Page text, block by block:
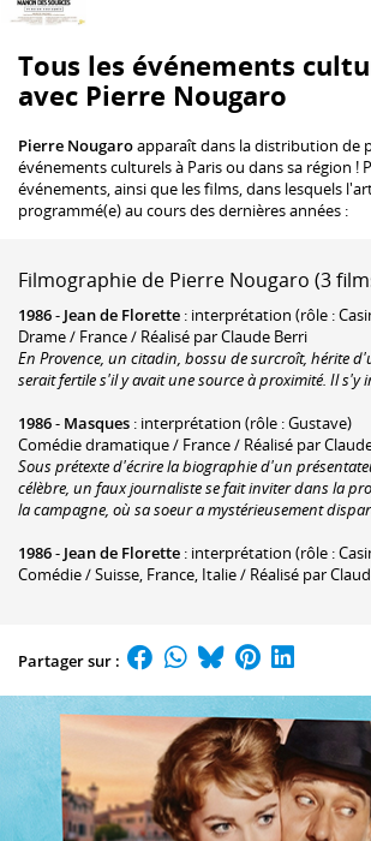
Tous les événements
avec Pierre Nougaro
Pierre Nougaroapparaît dans la distribution de
événements culturels à Paris ou dans sa région !
événements, ainsi que les films, dans lesquels
programmé(e) au cours des dernières années :
Filmographie de Pierre Nougaro (3
1986- Jean de Florette : interprétation (rôle :
Drame / France / Réalisé par Claude Berri
En Provence, un citadin, bossu de surcroît, hérite
serait fertile s'il y avait une source à proximité. Il s'y
1986- Masques : interprétation (rôle : Gustave)
Comédie dramatique / France / Réalisé par
Sous prétexte d'écrire la biographie d'un
célèbre, un faux journaliste se fait inviter dans la
la campagne, où sa soeur a mystérieusement
1986- Jean de Florette : interprétation (rôle :
Comédie / Suisse, France, Italie / Réalisé par
Partager sur :